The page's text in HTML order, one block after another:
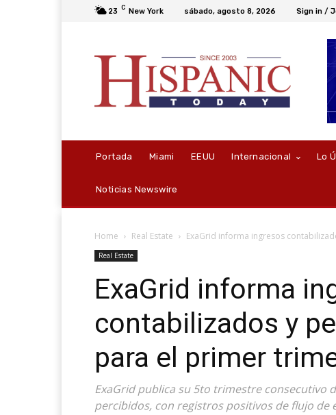
23 C New York sábado, agosto 8, 2026 Sign in /
Portada Miami EEUU Internacional Lo
Noticias Newswire
Home Real Estate ExaGrid informa ingresos
Real Estate
ExaGrid informa
contabilizados y
para el primer
ExaGrid publica su 5to trimestre consecutivo
percibidos, con registros positivos de flujo de